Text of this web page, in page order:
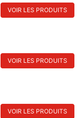
VOIR LES PRODUITS
VOIR LES PRODUITS
VOIR LES PRODUITS